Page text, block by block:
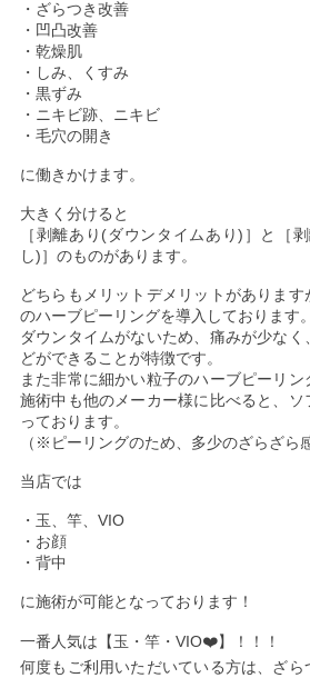
・ざらつき改善
・凹凸改善
・乾燥肌
・しみ、くすみ
・黒ずみ
・ニキビ跡、ニキビ
・毛穴の開き
に働きかけます。
大きく分けると
［剥離あり(ダウンタイムあり)］と［
し)］のものがあります。
どちらもメリットデメリットがありま
のハーブピーリングを導入しております。
ダウンタイムがないため、痛みが少な
どができることが特徴です。
また非常に細かい粒子のハーブピーリン
施術中も他のメーカー様に比べると、
っております。
（※ピーリングのため、多少のざらざら
当店では
・玉、竿、VIO
・お顔
・背中
に施術が可能となっております！
一番人気は【玉・竿・VIO❤️】！！！
何度もご利用いただいている方は、ざ